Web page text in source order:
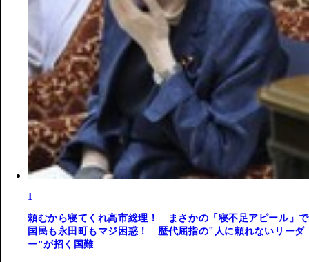
1
頼むから寝てくれ高市総理！ まさかの「寝不足アピール」で
国民も永田町もマジ困惑！ 歴代屈指の"人に頼れないリーダ
ー"が招く国難